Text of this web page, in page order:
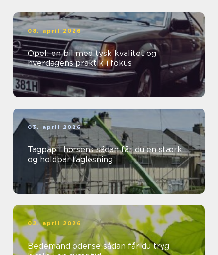
08. april 2026
Opel: en bil med tysk kvalitet og
hverdagens praktik i fokus
03. april 2026
Tagpap i horsens sådan får du en stærk
og holdbar tagløsning
02. april 2026
Bedemand odense sådan får du tryg